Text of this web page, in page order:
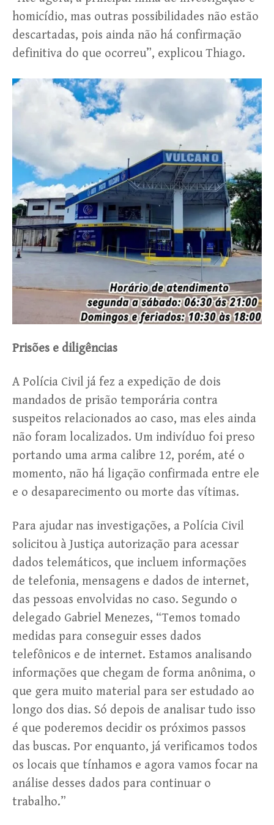
homicídio, mas outras possibilidades não estão
descartadas, pois ainda não há confirmação
definitiva do que ocorreu”, explicou Thiago.
Prisões e diligências
A Polícia Civil já fez a expedição de dois
mandados de prisão temporária contra
suspeitos relacionados ao caso, mas eles ainda
não foram localizados. Um indivíduo foi preso
portando uma arma calibre 12, porém, até o
momento, não há ligação confirmada entre ele
e o desaparecimento ou morte das vítimas.
Para ajudar nas investigações, a Polícia Civil
solicitou à Justiça autorização para acessar
dados telemáticos, que incluem informações
de telefonia, mensagens e dados de internet,
das pessoas envolvidas no caso. Segundo o
delegado Gabriel Menezes, “Temos tomado
medidas para conseguir esses dados
telefônicos e de internet. Estamos analisando
informações que chegam de forma anônima, o
que gera muito material para ser estudado ao
longo dos dias. Só depois de analisar tudo isso
é que poderemos decidir os próximos passos
das buscas. Por enquanto, já verificamos todos
os locais que tínhamos e agora vamos focar na
análise desses dados para continuar o
trabalho.”